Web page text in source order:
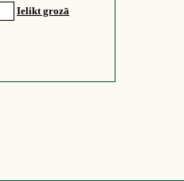
Ielikt grozā